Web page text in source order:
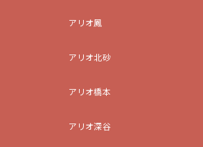
アリオ鳳
アリオ北砂
アリオ橋本
アリオ深谷